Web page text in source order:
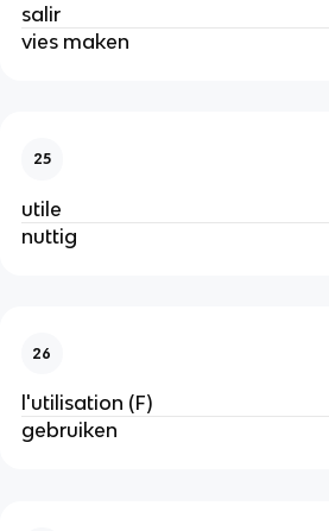
salir
vies maken
25
utile
nuttig
26
l'utilisation (F)
gebruiken